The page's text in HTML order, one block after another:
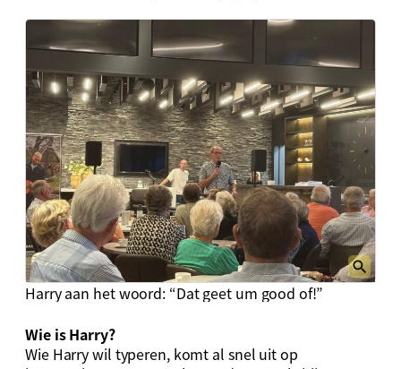
Harry aan het woord: “Dat geet um good of!”
Wie is Harry?
Wie Harry wil typeren, komt al snel uit op